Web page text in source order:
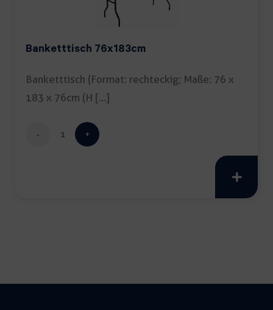
Banketttisch 76x183cm
Banketttisch (Format: rechteckig; Maße: 76 x
183 x 76cm (H […]
Banketttisch